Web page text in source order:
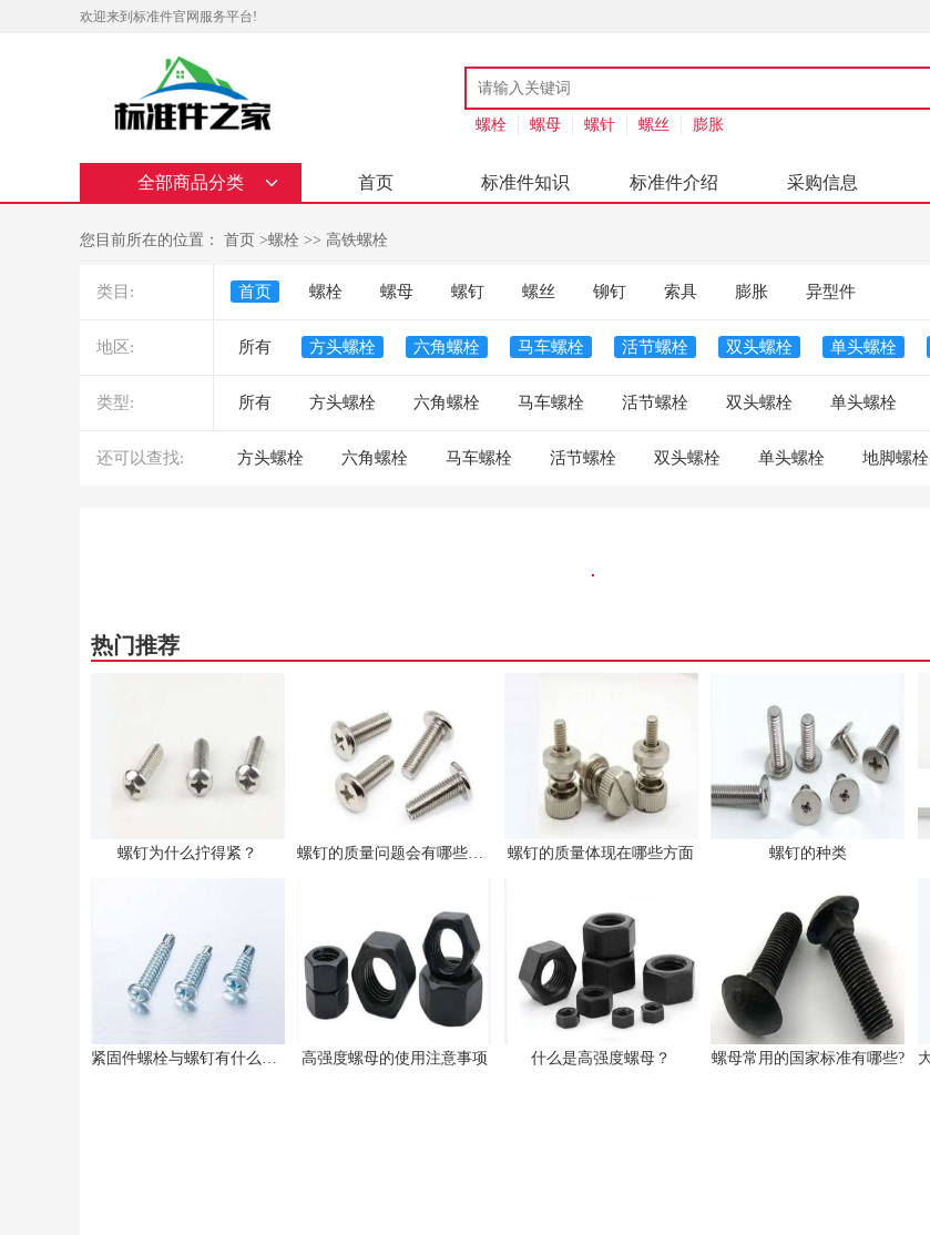
欢迎来到标准件官网服务平台!
螺栓 螺母 螺针 螺丝 膨胀
全部商品分类 首页 标准件知识 标准件介绍 采购信息
您目前所在的位置： 首页 >螺栓 >> 高铁螺栓
类目: 首页 螺栓 螺母 螺钉 螺丝 铆钉 索具 膨胀 异型件
地区: 所有 方头螺栓 六角螺栓 马车螺栓 活节螺栓 双头螺栓 单头螺栓
类型: 所有 方头螺栓 六角螺栓 马车螺栓 活节螺栓 双头螺栓 单头螺栓
还可以查找: 方头螺栓 六角螺栓 马车螺栓 活节螺栓 双头螺栓 单头螺栓 地脚螺栓
热门推荐
螺钉为什么拧得紧？ 螺钉的质量问题会有哪些影响 螺钉的质量体现在哪些方面 螺钉的种类
紧固件螺栓与螺钉有什么不同之处 高强度螺母的使用注意事项 什么是高强度螺母？ 螺母常用的国家标准有哪些?